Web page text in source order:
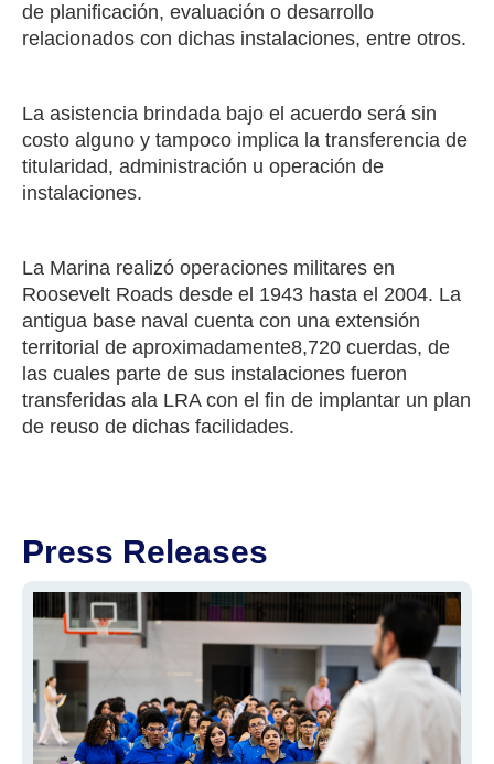
de planificación, evaluación o desarrollo
relacionados con dichas instalaciones, entre otros.
La asistencia brindada bajo el acuerdo será sin
costo alguno y tampoco implica la transferencia de
titularidad, administración u operación de
instalaciones.
La Marina realizó operaciones militares en
Roosevelt Roads desde el 1943 hasta el 2004. La
antigua base naval cuenta con una extensión
territorial de aproximadamente8,720 cuerdas, de
las cuales parte de sus instalaciones fueron
transferidas ala LRA con el fin de implantar un plan
de reuso de dichas facilidades.
Press Releases